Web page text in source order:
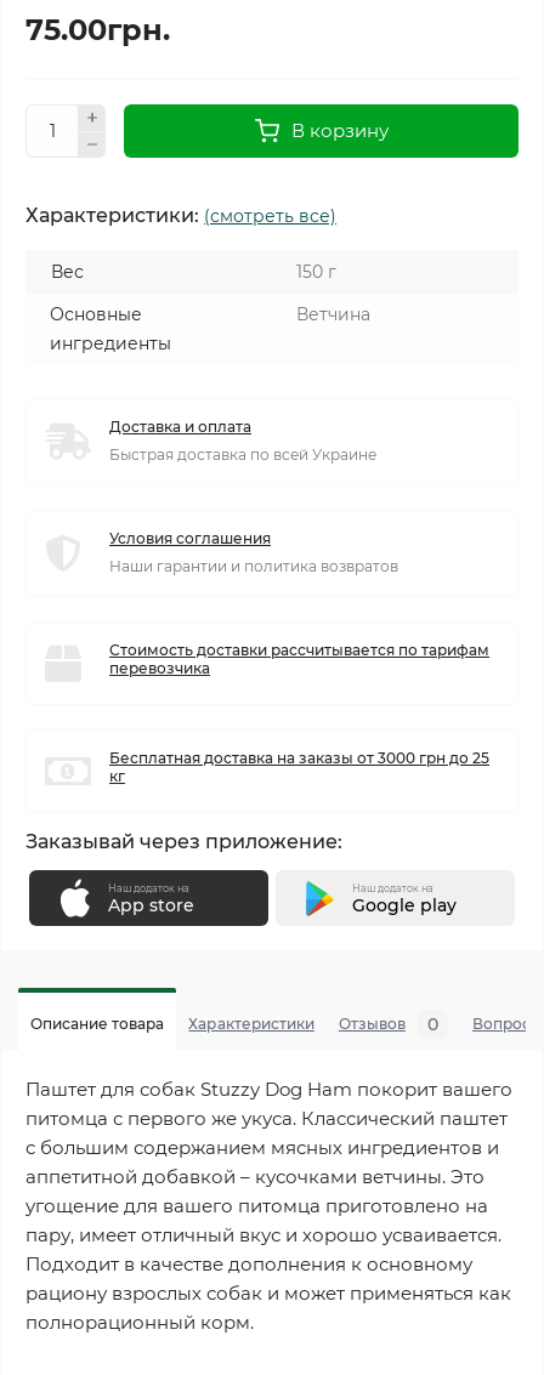
75.00грн.
В корзину
Характеристики: (смотреть все)
Вес
150 г
Основные
ингредиенты
Ветчина
Доставка и оплата
Быстрая доставка по всей Украине
Условия соглашения
Наши гарантии и политика возвратов
Стоимость доставки рассчитывается по тарифам
перевозчика
Бесплатная доставка на заказы от 3000 грн до 25
кг
Заказывай через приложение:
Наш додаток на
App store
Наш додаток на
Google play
Описание товара Характеристики Отзывов 0 Вопросы
Паштет для собак Stuzzy Dog Ham покорит вашего
питомца с первого же укуса. Классический паштет
с большим содержанием мясных ингредиентов и
аппетитной добавкой – кусочками ветчины. Это
угощение для вашего питомца приготовлено на
пару, имеет отличный вкус и хорошо усваивается.
Подходит в качестве дополнения к основному
рациону взрослых собак и может применяться как
полнорационный корм.